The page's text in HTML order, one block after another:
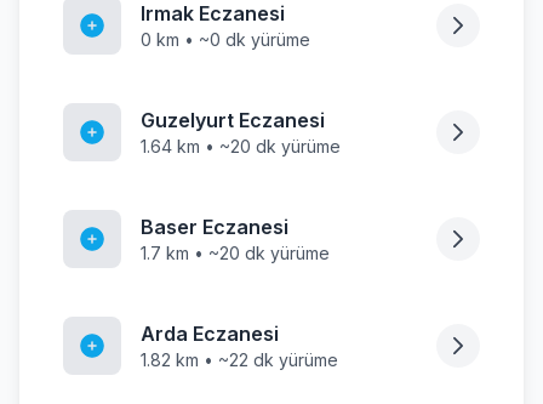
Irmak Eczanesi
0 km • ~0 dk yürüme
Guzelyurt Eczanesi
1.64 km • ~20 dk yürüme
Baser Eczanesi
1.7 km • ~20 dk yürüme
Arda Eczanesi
1.82 km • ~22 dk yürüme